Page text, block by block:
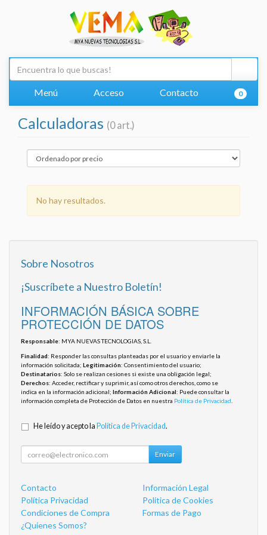
Menú Acceso Contacto 0
Calculadoras (0 art.)
No hay resultados.
Sobre Nosotros
¡Suscríbete a Nuestro Boletín!
INFORMACIÓN BÁSICA SOBRE
PROTECCIÓN DE DATOS
Responsable: MYA NUEVAS TECNOLOGIAS, S.L.
Finalidad: Responder las consultas planteadas por el usuario y enviarle la
información solicitada; Legitimación: Consentimiento del usuario;
Destinatarios: Solo se realizan cesiones si existe una obligación legal;
Derechos: Acceder, rectificar y suprimir, así como otros derechos, como se
indica en la información adicional; Información Adicional: Puede consultar la
información completa de Protección de Datos en nuestra Política de Privacidad
He leído y acepto la Política de Privacidad.
Enviar
Contacto
Información Legal
Política Privacidad
Política de Cookies
Condiciones de Compra
Formas de Pago
¿Quienes Somos?